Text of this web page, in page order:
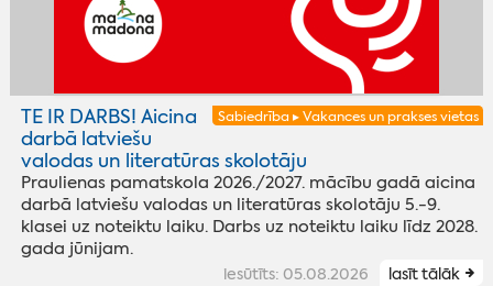
Sabiedrība ▸ Vakances un prakses vietas
TE IR DARBS! Aicina
darbā latviešu
valodas un literatūras skolotāju
Praulienas pamatskola 2026./2027. mācību gadā aicina
darbā latviešu valodas un literatūras skolotāju 5.-9.
klasei uz noteiktu laiku. Darbs uz noteiktu laiku līdz 2028.
gada jūnijam.
iesūtīts: 05.08.2026 lasīt tālāk